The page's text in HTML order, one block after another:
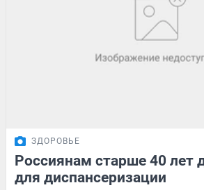
ЗДОРОВЬЕ
Россиянам старше 40 лет
для диспансеризации